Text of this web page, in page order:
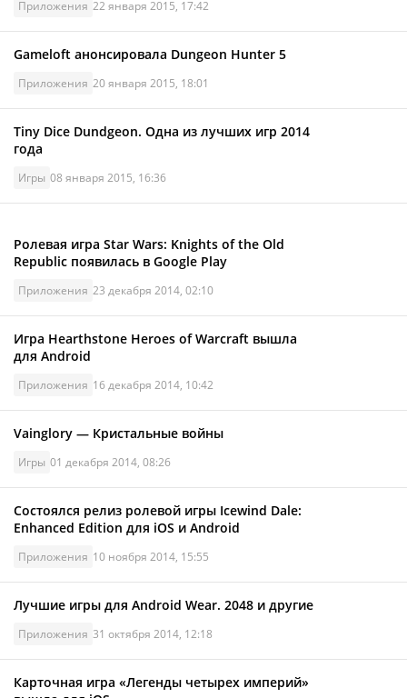
Приложения 22 января 2015, 17:42
Gameloft анонсировала Dungeon Hunter 5
Приложения 20 января 2015, 18:01
Tiny Dice Dundgeon. Одна из лучших игр 2014
года
Игры 08 января 2015, 16:36
Ролевая игра Star Wars: Knights of the Old
Republic появилась в Google Play
Приложения 23 декабря 2014, 02:10
Игра Hearthstone Heroes of Warcraft вышла
для Android
Приложения 16 декабря 2014, 10:42
Vainglory — Кристальные войны
Игры 01 декабря 2014, 08:26
Состоялся релиз ролевой игры Icewind Dale:
Enhanced Edition для iOS и Android
Приложения 10 ноября 2014, 15:55
Лучшие игры для Android Wear. 2048 и другие
Приложения 31 октября 2014, 12:18
Карточная игра «Легенды четырех империй»